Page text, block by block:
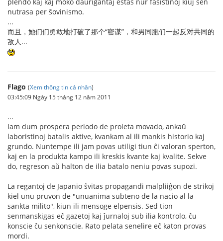
nutrasa per ŝovinismo.
...
而且，她们们勇敢地打破了那个“密谋”，和男同胞们一起反对共同的
敌人...
Flago (Xem thông tin cá nhân)
03:45:09 Ngày 15 tháng 12 năm 2011
...
Iam dum prospera periodo de proleta movado, ankaŭ
laboristinoj batalis aktive, kvankam al ili mankis historio kaj
grundo. Nuntempe ili jam povas utiligi tiun ĉi valoran sperton,
kaj en la produkta kampo ili kreskis kvante kaj kvalite. Sekve
do, regreson aŭ halton de ilia batalo neniu povas supozi.
La regantoj de Japanio ŝvitas propagandi malpliiĝon de strikoj
kiel unu pruvon de "unuanima subteno de la nacio al la
sankta milito", kiun ili mensoge elpensis. Sed tion
senmanskigas eĉ gazetoj kaj ĵurnaloj sub ilia kontrolo, ĉu
konscie ĉu senkonscie. Rato pelata senelire eĉ katon provas
mordi.